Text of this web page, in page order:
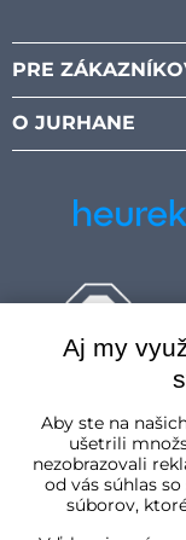
PRE
O JURHANE
Aj my
Aby ste na
ušetrili
nezobrazovali
od vás súhlas
súborov,